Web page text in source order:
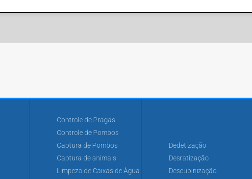
Controle de Pragas
Controle de Pombos
Captura de Pombos
Captura de animais
Limpeza de Caixas de Água
Dedetização
Desratização
Descupinização